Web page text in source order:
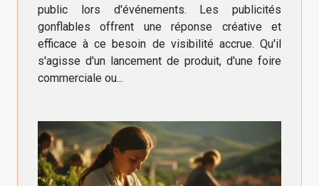
public lors d'événements. Les publicités
gonflables offrent une réponse créative et
efficace à ce besoin de visibilité accrue. Qu'il
s'agisse d'un lancement de produit, d'une foire
commerciale ou...